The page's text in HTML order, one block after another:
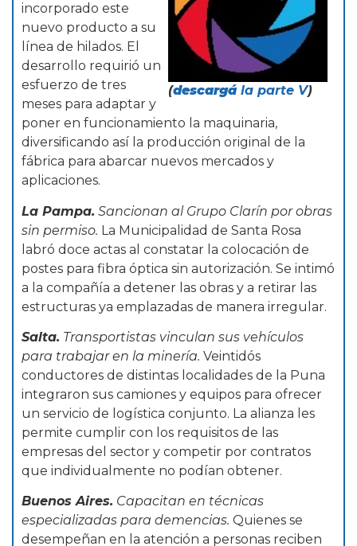
(descargála parte V)
incorporado este
nuevo producto a su
línea de hilados. El
desarrollo requirió un
esfuerzo de tres
meses para adaptar y
poner en funcionamiento la maquinaria,
diversificando así la producción original de la
fábrica para abarcar nuevos mercados y
aplicaciones.
La Pampa. Sancionan al Grupo Clarín por obras
sin permiso. La Municipalidad de Santa Rosa
labró doce actas al constatar la colocación de
postes para fibra óptica sin autorización. Se intimó
a la compañía a detener las obras y a retirar las
estructuras ya emplazadas de manera irregular.
Salta. Transportistas vinculan sus vehículos
para trabajar en la minería. Veintidós
conductores de distintas localidades de la Puna
integraron sus camiones y equipos para ofrecer
un servicio de logística conjunto. La alianza les
permite cumplir con los requisitos de las
empresas del sector y competir por contratos
que individualmente no podían obtener.
Buenos Aires. Capacitan en técnicas
especializadas para demencias. Quienes se
desempeñan en la atención a personas reciben